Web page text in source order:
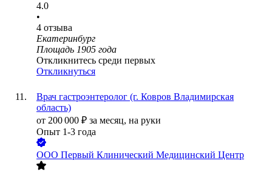
4.0
•
4 отзыва
Екатеринбург
Площадь 1905 года
Откликнитесь среди первых
Откликнуться
Врач гастроэнтеролог (г. Ковров Владимирская
область)
от 200 000 ₽ за месяц, на руки
Опыт 1-3 года
ООО Первый Клинический Медицинский Центр